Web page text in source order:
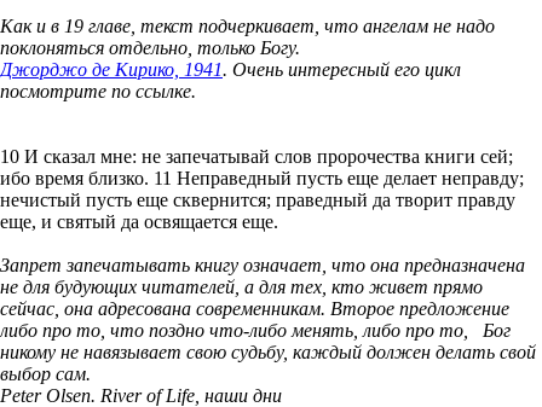
Как и в 19 главе, текст подчеркивает, что ангелам не надо
поклоняться отдельно, только Богу.
Джорджо де Кирико, 1941. Очень интересный его цикл
посмотрите по ссылке.
10 И сказал мне: не запечатывай слов пророчества книги сей;
ибо время близко. 11 Неправедный пусть еще делает неправду;
нечистый пусть еще сквернится; праведный да творит правду
еще, и святый да освящается еще.
Запрет запечатывать книгу означает, что она предназначена
не для будующих читателей, а для тех, кто живет прямо
сейчас, она адресована современникам. Второе предложение
либо про то, что поздно что-либо менять, либо про то, Бог
никому не навязывает свою судьбу, каждый должен делать свой
выбор сам.
Peter Olsen. River of Life, наши дни